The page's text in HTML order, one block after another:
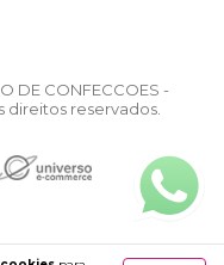
DE CONFECCOES -
direitos reservados.